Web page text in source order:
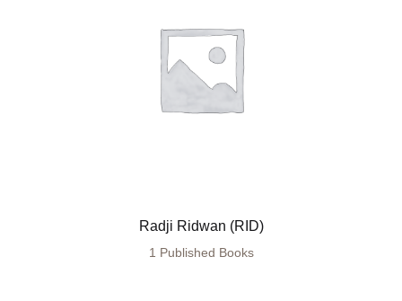
Radji Ridwan (RID)
1 Published Books